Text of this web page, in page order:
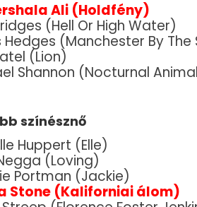
Ali (Holdfény)
(Hell Or High Water)
Hedges (Manchester By The
(Lion)
Shannon (Nocturnal
színésznő
Huppert (Elle)
(Loving)
Portman (Jackie)
Stone (Kaliforniai álom)